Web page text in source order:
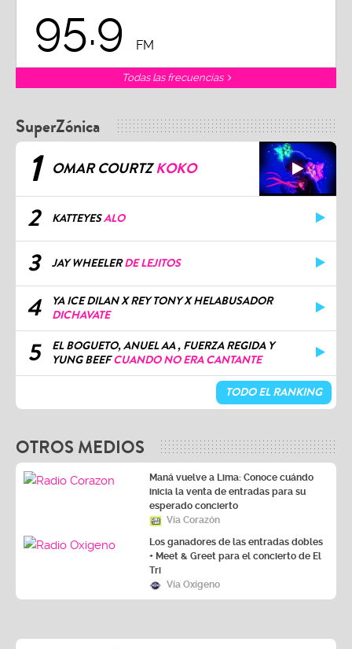
95.9 FM
Todas las frecuencias
SuperZónica
1 OMAR COURTZKOKO
2 KATTEYESALO
3 JAY WHEELERDE LEJITOS
4
YA ICE DILAN X REY TONY X HELABUSADOR
DICHAVATE
5
EL BOGUETO, ANUEL AA , FUERZA REGIDA Y
YUNG BEEFCUANDO NO ERA CANTANTE
TODO EL RANKING
OTROS MEDIOS
Maná vuelve a Lima: Conoce cuándo
inicia la venta de entradas para su
esperado concierto
Vía Corazón
Los ganadores de las entradas dobles
+ Meet & Greet para el concierto de El
Tri
Vía Oxígeno